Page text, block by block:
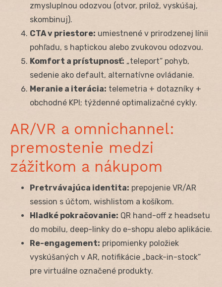
zmysluplnou odozvou (otvor, prilož, vyskúšaj,
skombinuj).
CTA v priestore: umiestnené v prirodzenej línii
pohľadu, s haptickou alebo zvukovou odozvou.
Komfort a prístupnosť: „teleport“ pohyb,
sedenie ako default, alternatívne ovládanie.
Meranie a iterácia: telemetria + dotazníky +
obchodné KPI; týždenné optimalizačné cykly.
AR/VR a omnichannel:
premostenie medzi
zážitkom a nákupom
Pretrvávajúca identita: prepojenie VR/AR
session s účtom, wishlistom a košíkom.
Hladké pokračovanie: QR hand-off z headsetu
do mobilu, deep-linky do e-shopu alebo aplikácie.
Re-engagement: pripomienky položiek
vyskúšaných v AR, notifikácie „back-in-stock“
pre virtuálne označené produkty.